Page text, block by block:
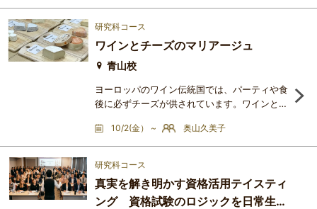
てくれています。しかし、実際その仕組みにつ
いて考える事はワイン愛好家の方でも少数派で
して、料理との相性をどの様な視点から考えた
ら良いのか。家庭でも楽しんで頂ける入門編と
研究科コース
ワインとチーズのマリアージュ
青山校
ヨーロッパのワイン伝統国では、パーティや食
後に必ずチーズが供されています。ワインとチ
歴史や文化には共通点が多く、どちらも熟成に
よって向上する風味があるので飲み頃・食べ頃
を見極めることも大切です。一般的にワインと
法によって非常にバラエティ豊かなチーズが存
在しており、様々なマリアージュを楽しむこと
10/2(金） ~ 奥山久美子
研究科コース
真実を解き明かす資格活用テイスティ
ング 資格試験のロジックを日常生活